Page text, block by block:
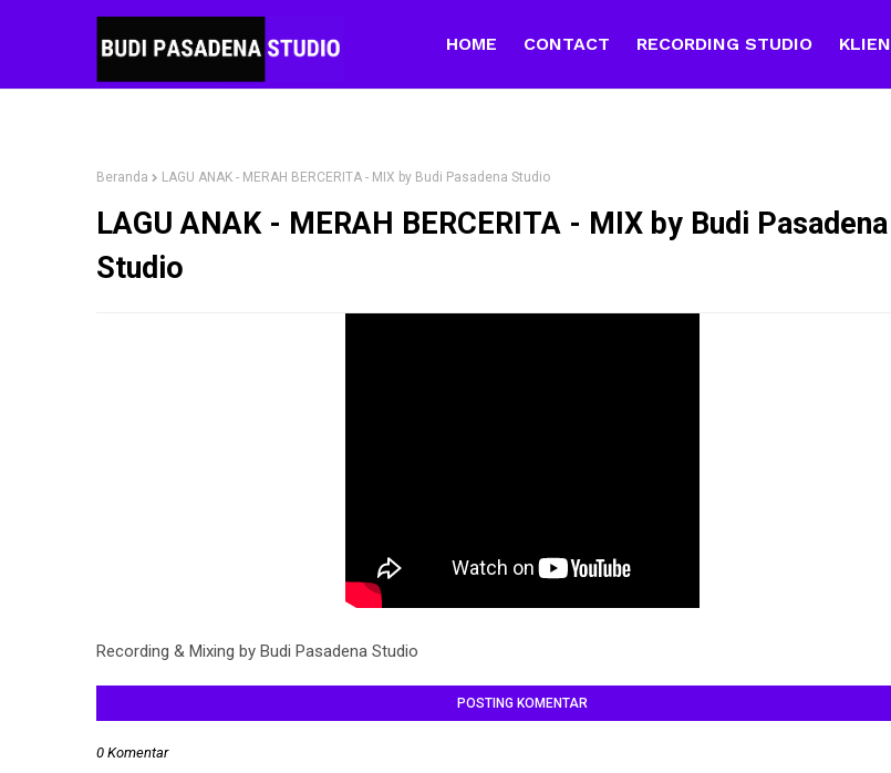
HOME CONTACT RECORDING STUDIO KLIEN
Beranda LAGU ANAK - MERAH BERCERITA - MIX by Budi Pasadena Studio
LAGU ANAK - MERAH BERCERITA - MIX by Budi Pasadena
Studio
Recording & Mixing by Budi Pasadena Studio
POSTING KOMENTAR
0 Komentar